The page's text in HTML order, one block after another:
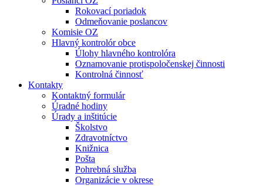
Rokovací poriadok
Odmeňovanie poslancov
Komisie OZ
Hlavný kontrolór obce
Úlohy hlavného kontrolóra
Oznamovanie protispoločenskej činnosti
Kontrolná činnosť
Kontakty
Kontaktný formulár
Úradné hodiny
Úrady a inštitúcie
Školstvo
Zdravotníctvo
Knižnica
Pošta
Pohrebná služba
Organizácie v okrese